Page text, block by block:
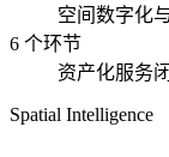
空间数字化
6 个环节
资产化服务
Spatial Intelligence